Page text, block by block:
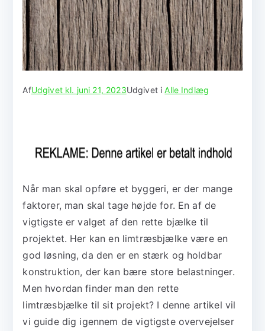
AfUdgivet kl. juni 21, 2023Udgivet iAlle Indlæg
Når man skal opføre et byggeri, er der mange
faktorer, man skal tage højde for. En af de
vigtigste er valget af den rette bjælke til
projektet. Her kan en limtræsbjælke være en
god løsning, da den er en stærk og holdbar
konstruktion, der kan bære store belastninger.
Men hvordan finder man den rette
limtræsbjælke til sit projekt? I denne artikel vil
vi guide dig igennem de vigtigste overvejelser